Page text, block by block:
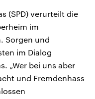
(SPD) verurteilt die
im
Sorgen und
im Dialog
„Wer bei uns aber
und Fremdenhass